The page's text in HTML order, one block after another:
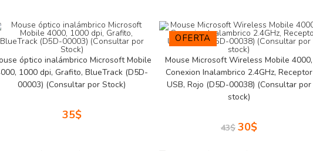
óptico inalámbrico Microsoft Mobile
1000 dpi, Grafito, BlueTrack (D5D-
00003) (Consultar por Stock)
35$
OFERTA
Mouse Microsoft Wireless Mobile 4000,
Conexion Inalambrico 2.4GHz, Receptor
USB, Rojo (D5D-00038) (Consultar por
stock)
43$ 30$